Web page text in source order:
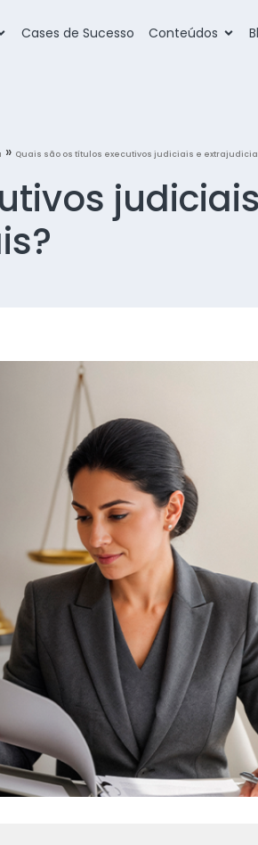
Cases de Sucesso Conteúdos
» Quais são os títulos executivos judiciais e